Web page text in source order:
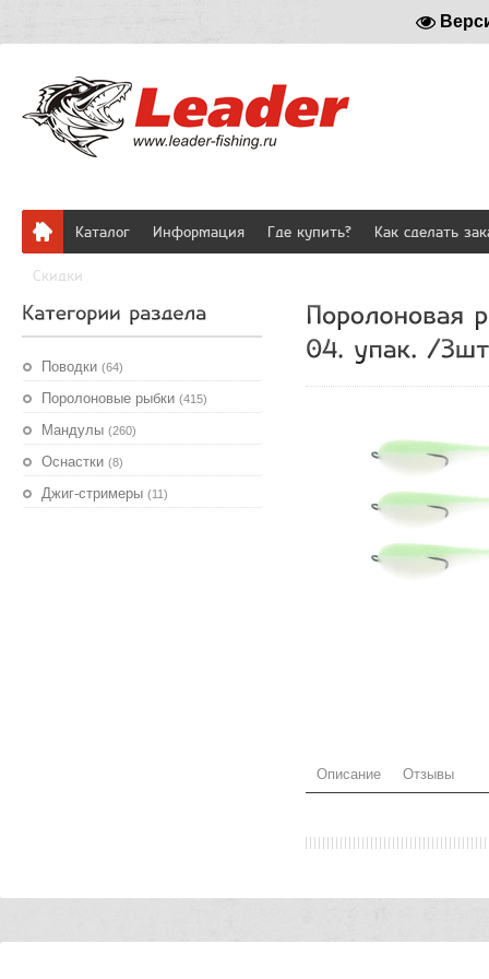
Каталог Информация Где купить? Как сделать
Скидки
Поводки (64)
Поролоновые рыбки (415)
Мандулы (260)
Оснастки (8)
Джиг-стримеры (11)
Описание Отзывы